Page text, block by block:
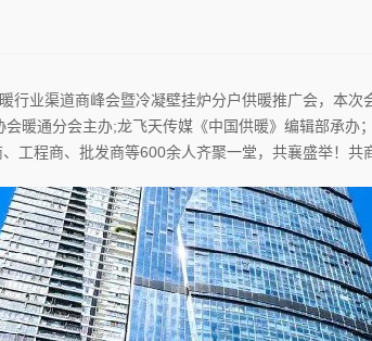
业渠道商峰会暨冷凝壁挂炉分户供暖推广会，本
暖通分会主办;龙飞天传媒《中国供暖》编辑部承
工程商、批发商等600余人齐聚一堂，共襄盛举！共